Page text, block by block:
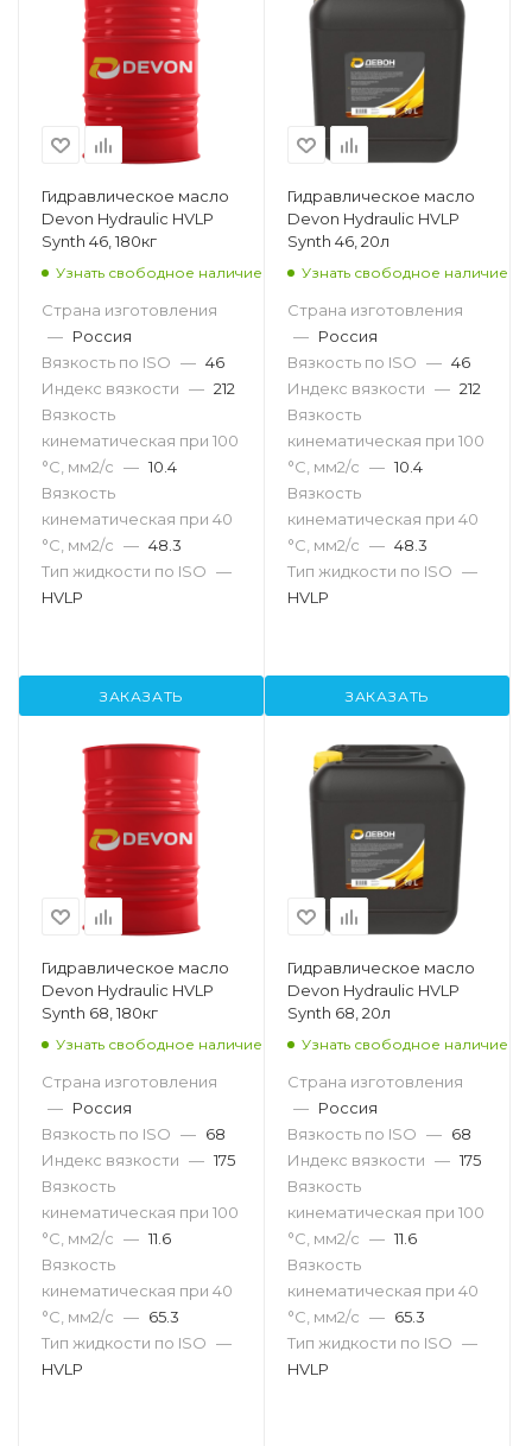
Гидравлическое масло
Devon Hydraulic HVLP
Synth 46, 180кг
Узнать свободное наличие
Страна изготовления
— Россия
Вязкость по ISO — 46
Индекс вязкости — 212
Вязкость
кинематическая при 100
°С, мм2/с — 10.4
Вязкость
кинематическая при 40
°С, мм2/с — 48.3
Тип жидкости по ISO —
HVLP
ЗАКАЗАТЬ
Гидравлическое масло
Devon Hydraulic HVLP
Synth 46, 20л
Узнать свободное наличие
Страна изготовления
— Россия
Вязкость по ISO — 46
Индекс вязкости — 212
Вязкость
кинематическая при 100
°С, мм2/с — 10.4
Вязкость
кинематическая при 40
°С, мм2/с — 48.3
Тип жидкости по ISO —
HVLP
ЗАКАЗАТЬ
Гидравлическое масло
Devon Hydraulic HVLP
Synth 68, 180кг
Узнать свободное наличие
Страна изготовления
— Россия
Вязкость по ISO — 68
Индекс вязкости — 175
Вязкость
кинематическая при 100
°С, мм2/с — 11.6
Вязкость
кинематическая при 40
°С, мм2/с — 65.3
Тип жидкости по ISO —
HVLP
Гидравлическое масло
Devon Hydraulic HVLP
Synth 68, 20л
Узнать свободное наличие
Страна изготовления
— Россия
Вязкость по ISO — 68
Индекс вязкости — 175
Вязкость
кинематическая при 100
°С, мм2/с — 11.6
Вязкость
кинематическая при 40
°С, мм2/с — 65.3
Тип жидкости по ISO —
HVLP